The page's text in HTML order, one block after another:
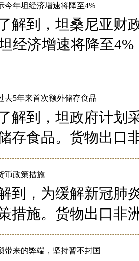
今年坦经济增速将降至4%
解到，坦桑尼亚财
经济增速将降至
去5年来首次额外储存食品
解到，坦政府计划
存食品。货物出口
币政策措施
到，为缓解新冠肺
措施。货物出口非
带来的弊端，坚持暂不封国